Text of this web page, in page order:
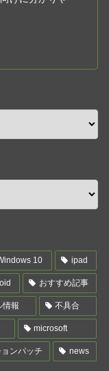
10 ipad
おすすめ記事
情報 不具合
microsoft
ンパッチ news